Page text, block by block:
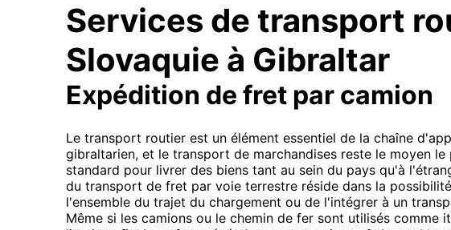
Services de transport
Slovaquie à Gibraltar
Expédition de fret par camion
Le transport routier est un élément essentiel de la chaîne
gibraltarien, et le transport de marchandises reste le moyen le
standard pour livrer des biens tant au sein du pays qu'à
du transport de fret par voie terrestre réside dans la
l'ensemble du trajet du chargement ou de l'intégrer à un
Même si les camions ou le chemin de fer sont utilisés comme